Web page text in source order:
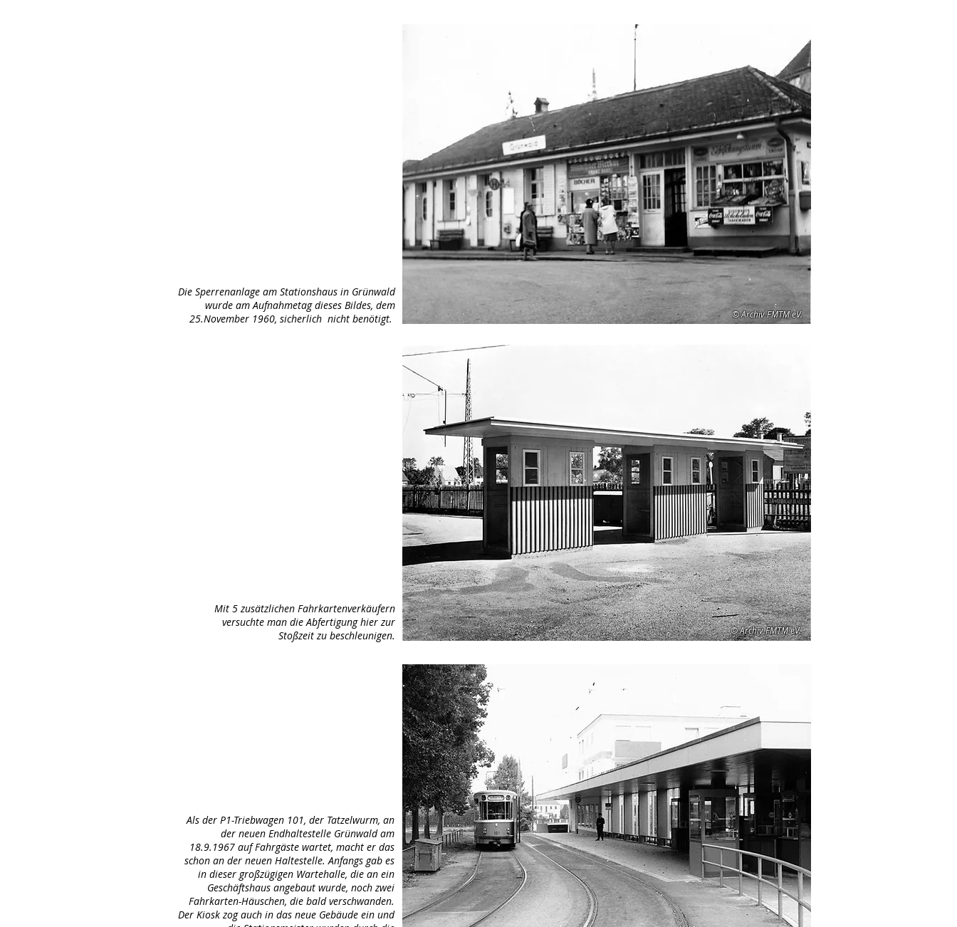
Die Sperrenanlage am Stationshaus in Grünwald
wurde am Aufnahmetag dieses Bildes, dem
25.November 1960, sicherlich nicht benötigt.
© Archiv FMTM eV.
Mit 5 zusätzlichen Fahrkartenverkäufern
versuchte man die Abfertigung hier zur
Stoßzeit zu beschleunigen.
© Archiv FMTM eV.
Als der P1-Triebwagen 101, der Tatzelwurm, an
der neuen Endhaltestelle Grünwald am
18.9.1967 auf Fahrgäste wartet, macht er das
schon an der neuen Haltestelle. Anfangs gab es
in dieser großzügigen Wartehalle, die an ein
Geschäftshaus angebaut wurde, noch zwei
Fahrkarten-Häuschen, die bald verschwanden.
Der Kiosk zog auch in das neue Gebäude ein und